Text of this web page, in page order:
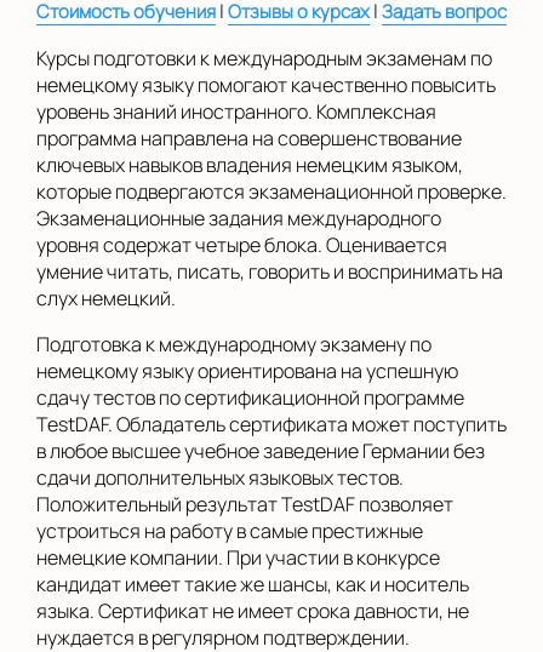
Стоимость обучения|Отзывы о курсах|Задать вопрос
Курсы подготовки к международным экзаменам по
немецкому языку помогают качественно повысить
уровень знаний иностранного. Комплексная
программа направлена на совершенствование
ключевых навыков владения немецким языком,
которые подвергаются экзаменационной проверке.
Экзаменационные задания международного
уровня содержат четыре блока. Оценивается
умение читать, писать, говорить и воспринимать на
слух немецкий.
Подготовка к международному экзамену по
немецкому языку ориентирована на успешную
сдачу тестов по сертификационной программе
TestDAF. Обладатель сертификата может поступить
в любое высшее учебное заведение Германии без
сдачи дополнительных языковых тестов.
Положительный результат TestDAF позволяет
устроиться на работу в самые престижные
немецкие компании. При участии в конкурсе
кандидат имеет такие же шансы, как и носитель
языка. Сертификат не имеет срока давности, не
нуждается в регулярном подтверждении.